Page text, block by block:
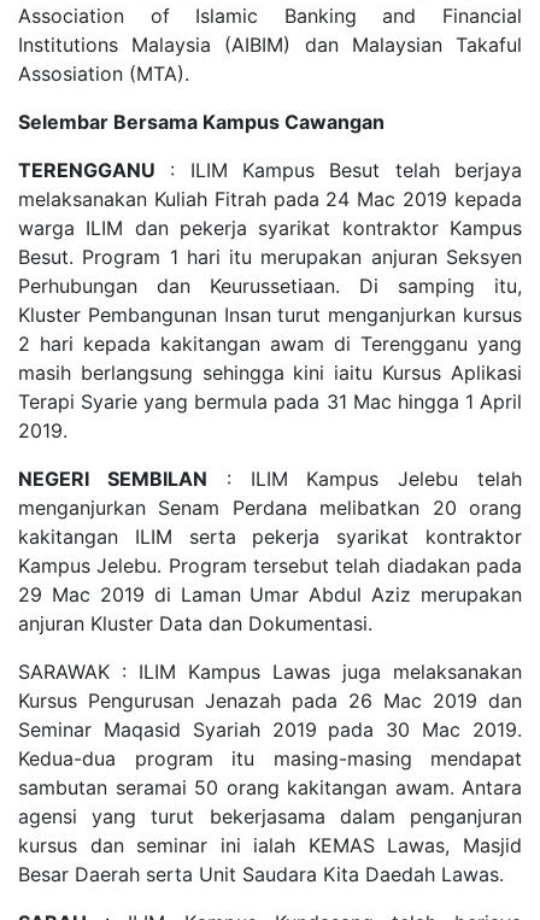
Association of Islamic Banking and Financial
Institutions Malaysia (AIBIM) dan Malaysian Takaful
Assosiation (MTA).
Selembar Bersama Kampus Cawangan
TERENGGANU : ILIM Kampus Besut telah berjaya
melaksanakan Kuliah Fitrah pada 24 Mac 2019 kepada
warga ILIM dan pekerja syarikat kontraktor Kampus
Besut. Program 1 hari itu merupakan anjuran Seksyen
Perhubungan dan Keurussetiaan. Di samping itu,
Kluster Pembangunan Insan turut menganjurkan kursus
2 hari kepada kakitangan awam di Terengganu yang
masih berlangsung sehingga kini iaitu Kursus Aplikasi
Terapi Syarie yang bermula pada 31 Mac hingga 1 April
2019.
NEGERI SEMBILAN : ILIM Kampus Jelebu telah
menganjurkan Senam Perdana melibatkan 20 orang
kakitangan ILIM serta pekerja syarikat kontraktor
Kampus Jelebu. Program tersebut telah diadakan pada
29 Mac 2019 di Laman Umar Abdul Aziz merupakan
anjuran Kluster Data dan Dokumentasi.
SARAWAK : ILIM Kampus Lawas juga melaksanakan
Kursus Pengurusan Jenazah pada 26 Mac 2019 dan
Seminar Maqasid Syariah 2019 pada 30 Mac 2019.
Kedua-dua program itu masing-masing mendapat
sambutan seramai 50 orang kakitangan awam. Antara
agensi yang turut bekerjasama dalam penganjuran
kursus dan seminar ini ialah KEMAS Lawas, Masjid
Besar Daerah serta Unit Saudara Kita Daedah Lawas.